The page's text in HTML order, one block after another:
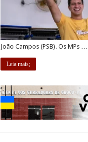
João Campos (PSB). Os MPs …
Leia mais;